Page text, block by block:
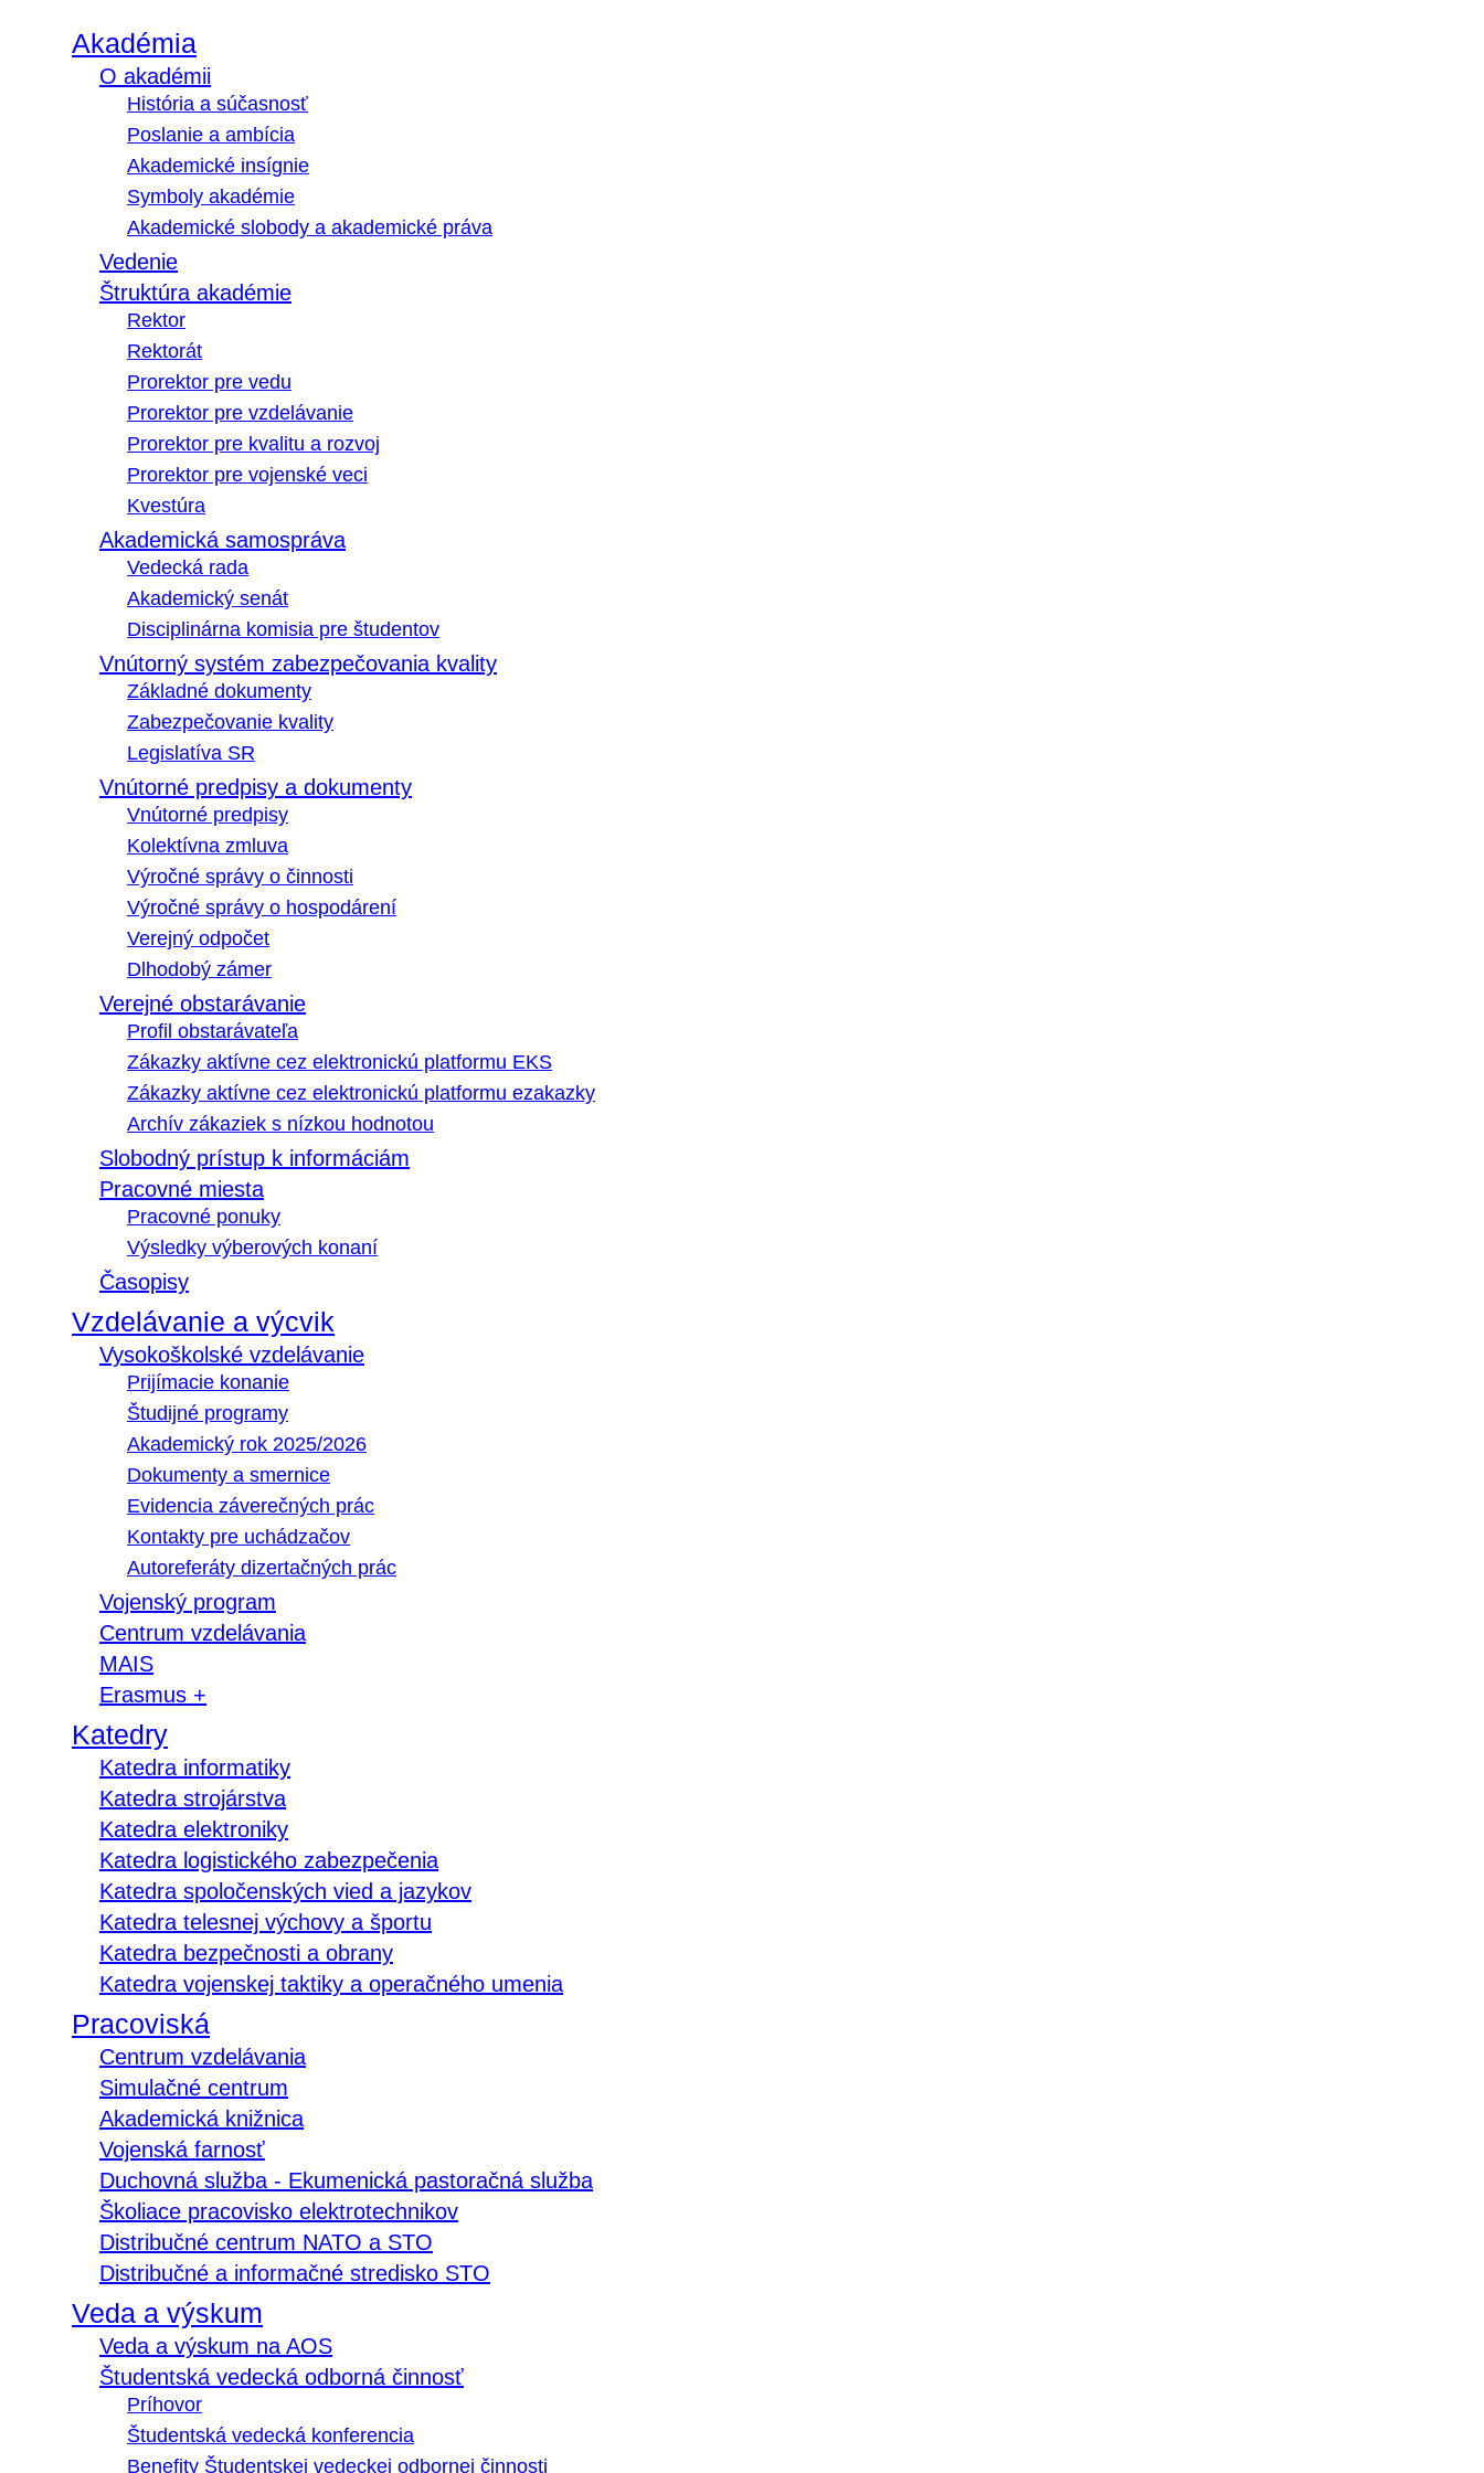
Akadémia
O akadémii
História a súčasnosť
Poslanie a ambícia
Akademické insígnie
Symboly akadémie
Akademické slobody a akademické práva
Vedenie
Štruktúra akadémie
Rektor
Rektorát
Prorektor pre vedu
Prorektor pre vzdelávanie
Prorektor pre kvalitu a rozvoj
Prorektor pre vojenské veci
Kvestúra
Akademická samospráva
Vedecká rada
Akademický senát
Disciplinárna komisia pre študentov
Vnútorný systém zabezpečovania kvality
Základné dokumenty
Zabezpečovanie kvality
Legislatíva SR
Vnútorné predpisy a dokumenty
Vnútorné predpisy
Kolektívna zmluva
Výročné správy o činnosti
Výročné správy o hospodárení
Verejný odpočet
Dlhodobý zámer
Verejné obstarávanie
Profil obstarávateľa
Zákazky aktívne cez elektronickú platformu EKS
Zákazky aktívne cez elektronickú platformu ezakazky
Archív zákaziek s nízkou hodnotou
Slobodný prístup k informáciám
Pracovné miesta
Pracovné ponuky
Výsledky výberových konaní
Časopisy
Vzdelávanie a výcvik
Vysokoškolské vzdelávanie
Prijímacie konanie
Študijné programy
Akademický rok 2025/2026
Dokumenty a smernice
Evidencia záverečných prác
Kontakty pre uchádzačov
Autoreferáty dizertačných prác
Vojenský program
Centrum vzdelávania
MAIS
Erasmus +
Katedry
Katedra informatiky
Katedra strojárstva
Katedra elektroniky
Katedra logistického zabezpečenia
Katedra spoločenských vied a jazykov
Katedra telesnej výchovy a športu
Katedra bezpečnosti a obrany
Katedra vojenskej taktiky a operačného umenia
Pracoviská
Centrum vzdelávania
Simulačné centrum
Akademická knižnica
Vojenská farnosť
Duchovná služba - Ekumenická pastoračná služba
Školiace pracovisko elektrotechnikov
Distribučné centrum NATO a STO
Distribučné a informačné stredisko STO
Veda a výskum
Veda a výskum na AOS
Študentská vedecká odborná činnosť
Príhovor
Študentská vedecká konferencia
Benefity Študentskej vedeckej odbornej činnosti